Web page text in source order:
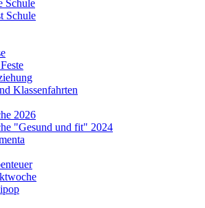
Schule
Schule
Klassenfahrten
2026
"Gesund und fit" 2024